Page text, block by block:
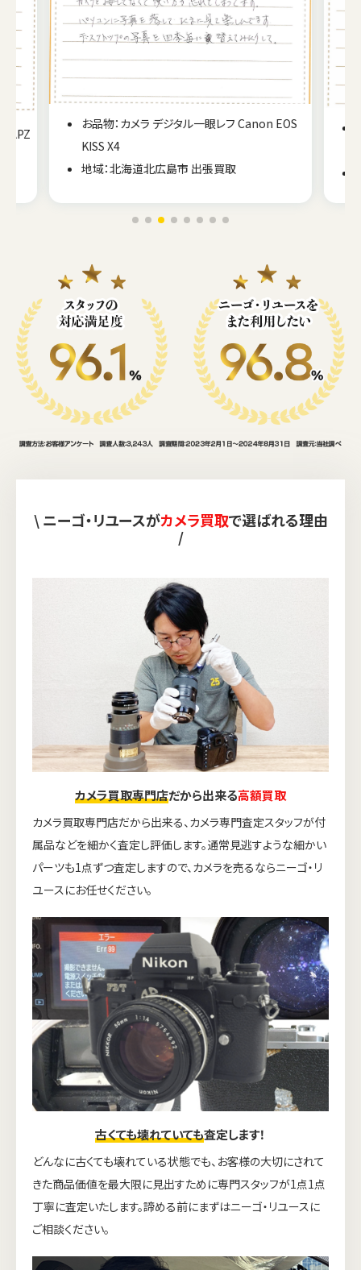
APZ
お品物：カメラ デジタル一眼レフ Canon EOS
KISS X4
地域：北海道北広島市 出張買取
\ ニーゴ・リユースがカメラ買取で選ばれる理由
/
カメラ買取専門店だから出来る高額買取
カメラ買取専門店だから出来る、カメラ専門査定スタッフが付
属品などを細かく査定し評価します。通常見逃すような細かい
パーツも1点ずつ査定しますので、カメラを売るならニーゴ・リ
ユースにお任せください。
古くても壊れていても査定します！
どんなに古くても壊れている状態でも、お客様の大切にされて
きた商品価値を最大限に見出すために専門スタッフが1点1点
丁寧に査定いたします。諦める前にまずはニーゴ・リユースに
ご相談ください。